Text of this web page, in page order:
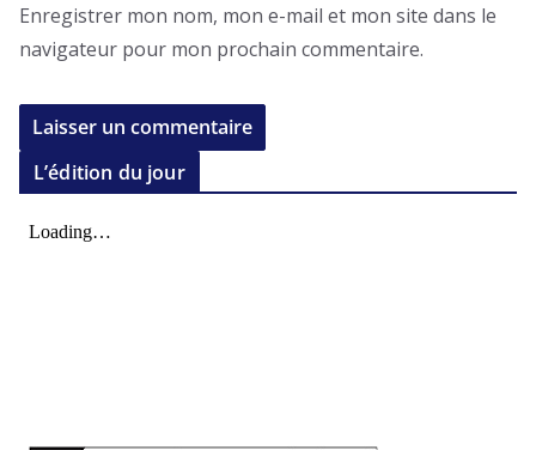
Enregistrer mon nom, mon e-mail et mon site dans le
navigateur pour mon prochain commentaire.
L’édition du jour